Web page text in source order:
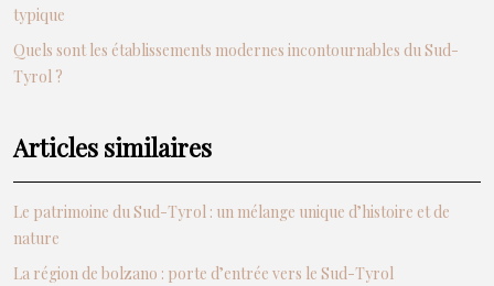
typique
Quels sont les établissements modernes incontournables du Sud-
Tyrol ?
Articles similaires
Le patrimoine du Sud-Tyrol : un mélange unique d’histoire et de
nature
La région de bolzano : porte d’entrée vers le Sud-Tyrol